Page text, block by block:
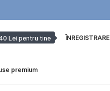
Lei pentru tine ÎNREGISTRARE
premium